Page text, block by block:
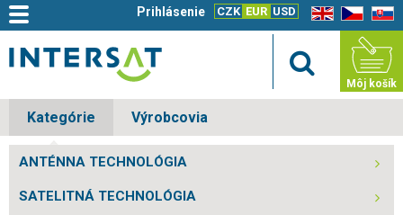
EN CZ SK
CZK EUR USD
Prihlásenie
Môj košík
Kategórie Výrobcovia
ANTÉNNA TECHNOLÓGIA
SATELITNÁ TECHNOLÓGIA